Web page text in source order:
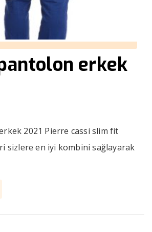
erkek
2021 Pierre cassi slim fit
sizlere en iyi kombini sağlayarak